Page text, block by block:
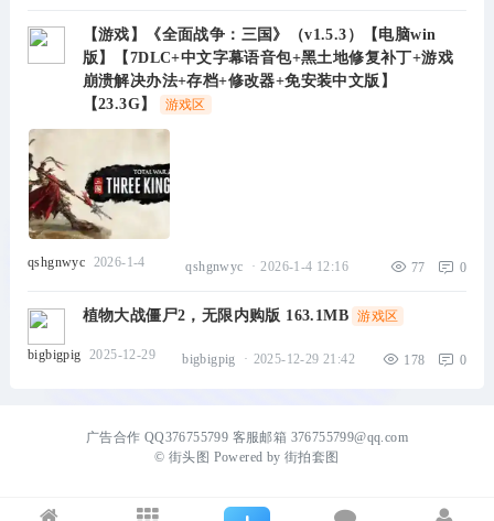
【游戏】《全面战争：三国》（v1.5.3）【电脑win
版】【7DLC+中文字幕语音包+黑土地修复补丁+游戏
崩溃解决办法+存档+修改器+免安装中文版】
【23.3G】
游戏区
qshgnwyc 2026-1-4 qshgnwyc · 2026-1-4 12:16 77 0
植物大战僵尸2，无限内购版 163.1MB 游戏区
bigbigpig 2025-12-29 bigbigpig · 2025-12-29 21:42 178 0
广告合作 QQ376755799 客服邮箱 376755799@qq.com
©街头图 Powered by街拍套图